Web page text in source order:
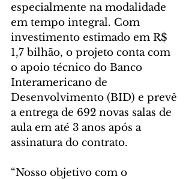
especialmente na modalidade
em tempo integral. Com
investimento estimado em R$
1,7 bilhão, o projeto conta com
o apoio técnico do Banco
Interamericano de
Desenvolvimento (BID) e prevê
a entrega de 692 novas salas de
aula em até 3 anos após a
assinatura do contrato.
“Nosso objetivo com o